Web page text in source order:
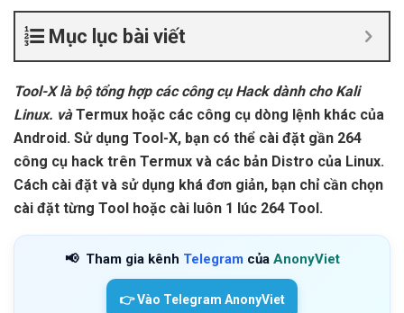
Mục lục bài viết
Tool-X là bộ tổng hợp các công cụ Hack dành cho Kali
Linux. vàTermux hoặc các công cụ dòng lệnh khác của
Android. Sử dụng Tool-X, bạn có thể cài đặt gần 264
công cụ hack trên Termux và các bản Distro của Linux.
Cách cài đặt và sử dụng khá đơn giản, bạn chỉ cần chọn
cài đặt từng Tool hoặc cài luôn 1 lúc 264 Tool.
📢 Tham gia kênh Telegram của AnonyViet
👉 Vào Telegram AnonyViet